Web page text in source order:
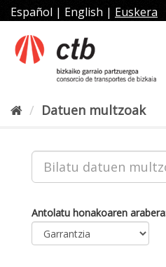
Joan
edukira
Español | English | Euskera
Datuen multzoak
Antolatu honakoaren arabera